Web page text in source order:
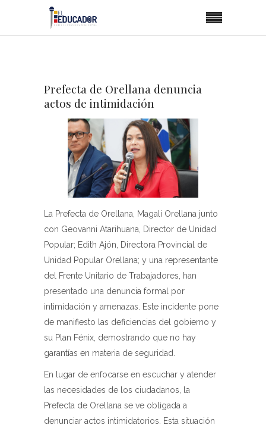
Prefecta de Orellana denuncia
actos de intimidación
La Prefecta de Orellana, Magali Orellana junto
con Geovanni Atarihuana, Director de Unidad
Popular; Edith Ajón, Directora Provincial de
Unidad Popular Orellana; y una representante
del Frente Unitario de Trabajadores, han
presentado una denuncia formal por
intimidación y amenazas. Este incidente pone
de manifiesto las deficiencias del gobierno y
su Plan Fénix, demostrando que no hay
garantías en materia de seguridad.
En lugar de enfocarse en escuchar y atender
las necesidades de los ciudadanos, la
Prefecta de Orellana se ve obligada a
denunciar actos intimidatorios. Esta situación